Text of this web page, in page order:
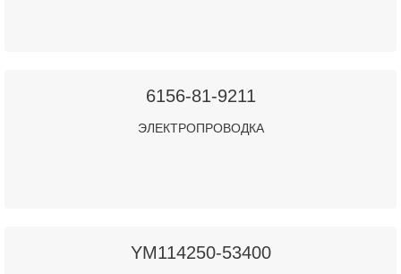
6156-81-9211
ЭЛЕКТРОПРОВОДКА
YM114250-53400